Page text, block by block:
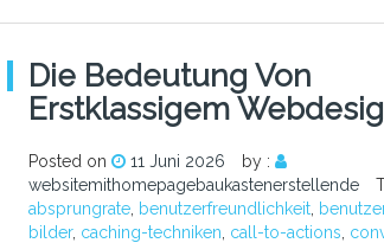
Die Bedeutung Von
Erstklassigem
Posted on 11 Juni 2026
by :
websitemithomepagebaukastenerstellende
absprungrate, benutzerfreundlichkeit,
bilder, caching-techniken call-to-actions